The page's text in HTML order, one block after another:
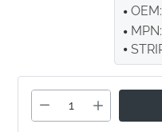
OEM:
MPN: